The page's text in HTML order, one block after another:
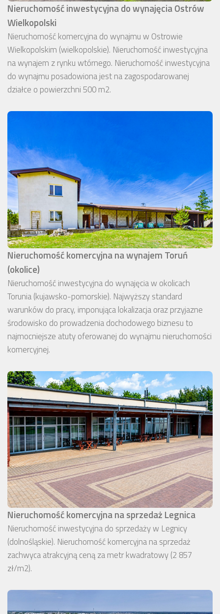
Nieruchomość inwestycyjna do wynajęcia Ostrów
Wielkopolski
Nieruchomość komercyjna do wynajmu w Ostrowie
Wielkopolskim (wielkopolskie). Nieruchomość inwestycyjna
na wynajem z rynku wtórnego. Nieruchomość inwestycyjna
do wynajmu posadowiona jest na zagospodarowanej
działce o powierzchni 500 m2.
Nieruchomość komercyjna na wynajem Toruń
(okolice)
Nieruchomość inwestycyjna do wynajęcia w okolicach
Torunia (kujawsko-pomorskie). Najwyższy standard
warunków do pracy, imponująca lokalizacja oraz przyjazne
środowisko do prowadzenia dochodowego biznesu to
najmocniejsze atuty oferowanej do wynajmu nieruchomości
komercyjnej.
Nieruchomość komercyjna na sprzedaż Legnica
Nieruchomość inwestycyjna do sprzedaży w Legnicy
(dolnośląskie). Nieruchomość komercyjna na sprzedaż
zachwyca atrakcyjną ceną za metr kwadratowy (2 857
zł/m2).